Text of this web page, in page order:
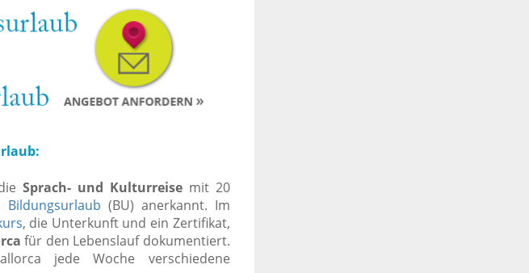
Sprach- und Kulturreisemit 20
Bildungsurlaub (BU) anerkannt. Im
, die Unterkunft und ein Zertifikat,
für den Lebenslauf dokumentiert.
jede Woche verschiedene